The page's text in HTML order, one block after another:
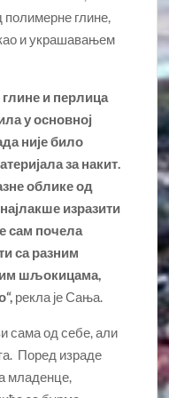
полимерне глине,
и украшавањем
и перлица
у основној
није било
за накит.
облике од
изразити
сам почела
са разним
шљокицама,
рекла је Сања.
сама од себе, али
Поред израде
младенце,